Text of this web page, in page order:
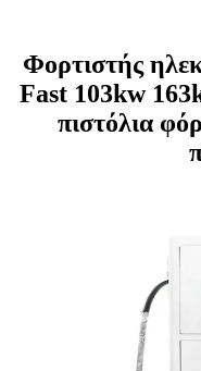
Φορτιστής
Fast 103kw
πιστόλια